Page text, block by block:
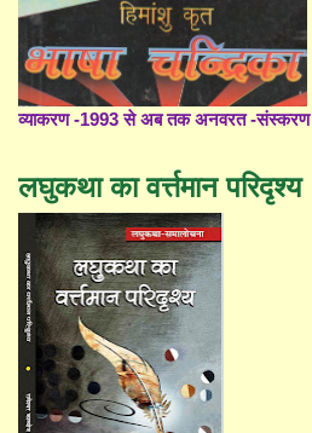
व्याकरण -1993 से अब तक अनवरत -संस्करण
लघुकथा का वर्त्तमान परिदृश्य